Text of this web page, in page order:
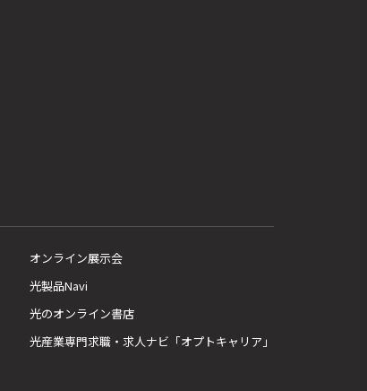
オンライン展示会
光製品Navi
光のオンライン書店
光産業専門求職・求人ナビ「オプトキャリア」